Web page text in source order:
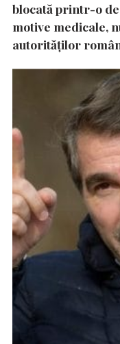
blocată printr-o
motive medicale,
autorităţilor